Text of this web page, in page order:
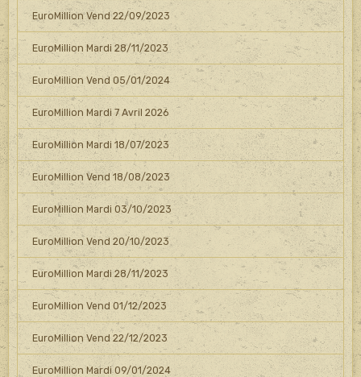
EuroMillion Vend 22/09/2023
EuroMillion Mardi 28/11/2023
EuroMillion Vend 05/01/2024
EuroMillion Mardi 7 Avril 2026
EuroMillion Mardi 18/07/2023
EuroMillion Vend 18/08/2023
EuroMillion Mardi 03/10/2023
EuroMillion Vend 20/10/2023
EuroMillion Mardi 28/11/2023
EuroMillion Vend 01/12/2023
EuroMillion Vend 22/12/2023
EuroMillion Mardi 09/01/2024